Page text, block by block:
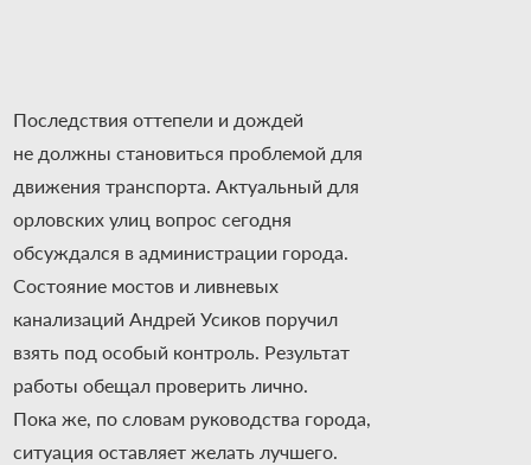
Последствия оттепели и дождей
не должны становиться проблемой для
движения транспорта. Актуальный для
орловских улиц вопрос сегодня
обсуждался в администрации города.
Состояние мостов и ливневых
канализаций Андрей Усиков поручил
взять под особый контроль. Результат
работы обещал проверить лично.
Пока же, по словам руководства города,
ситуация оставляет желать лучшего.